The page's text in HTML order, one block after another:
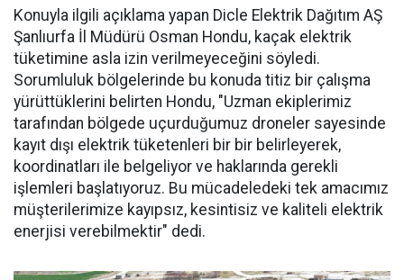
Konuyla ilgili açıklama yapan Dicle Elektrik Dağıtım AŞ
Şanlıurfa İl Müdürü Osman Hondu, kaçak elektrik
tüketimine asla izin verilmeyeceğini söyledi.
Sorumluluk bölgelerinde bu konuda titiz bir çalışma
yürüttüklerini belirten Hondu, "Uzman ekiplerimiz
tarafından bölgede uçurduğumuz droneler sayesinde
kayıt dışı elektrik tüketenleri bir bir belirleyerek,
koordinatları ile belgeliyor ve haklarında gerekli
işlemleri başlatıyoruz. Bu mücadeledeki tek amacımız
müşterilerimize kayıpsız, kesintisiz ve kaliteli elektrik
enerjisi verebilmektir" dedi.